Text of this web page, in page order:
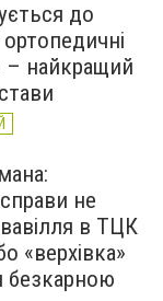
до
– найкращий
не
в ТЦК
«верхівка»
безкарною